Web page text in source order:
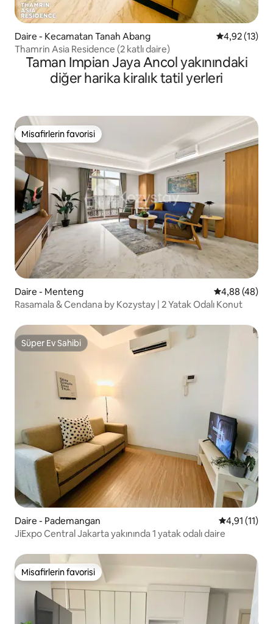
Daire - Kecamatan Tanah Abang 5 üzerinden
4,92 (13)
Thamrin Asia Residence (2 katlı daire)
Taman Impian Jaya Ancol yakınındaki
diğer harika kiralık tatil yerleri
Misafirlerin favorisi
Misafirlerin favorisi
Daire - Menteng 5 üzerinden
4,88 (48)
Rasamala & Cendana by Kozystay | 2 Yatak Odalı Konut
Süper Ev Sahibi
Süper Ev Sahibi
Daire - Pademangan 5 üzerinden
4,91 (11)
JiExpo Central Jakarta yakınında 1 yatak odalı daire
Misafirlerin favorisi
Misafirlerin favorisi